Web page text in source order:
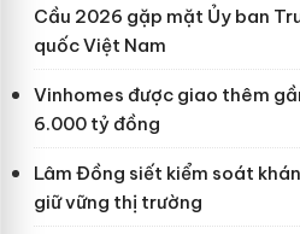
Cầu 2026 gặp mặt Ủy ban
quốc Việt Nam
Vinhomes được giao thêm
6.000 tỷ đồng
Lâm Đồng siết kiểm soát
giữ vững thị trường